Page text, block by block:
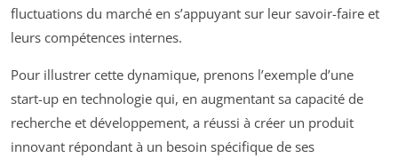
fluctuations du marché en s’appuyant sur leur savoir-faire et
leurs compétences internes.
Pour illustrer cette dynamique, prenons l’exemple d’une
start-up en technologie qui, en augmentant sa capacité de
recherche et développement, a réussi à créer un produit
innovant répondant à un besoin spécifique de ses